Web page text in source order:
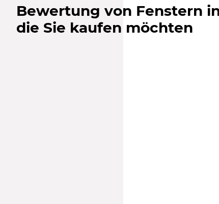
Bewertung von Fenstern
die Sie kaufen möchten